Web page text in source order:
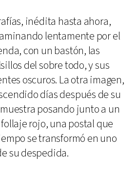
inédita hasta ahora,
lentamente por el
con un bastón, las
del sobre todo, y sus
oscuros. La otra imagen,
días después de su
posando junto a un
rojo, una postal que
se transformó en uno
su despedida.